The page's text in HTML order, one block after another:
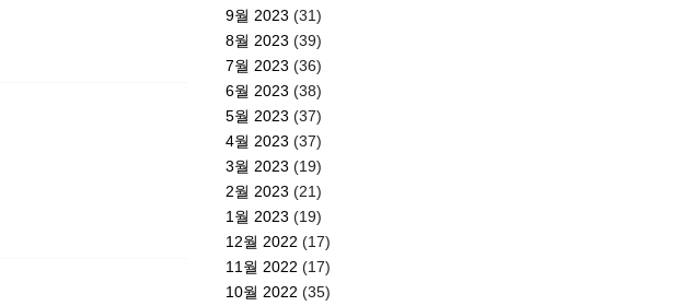
9월 2023 (31)
8월 2023 (39)
7월 2023 (36)
6월 2023 (38)
5월 2023 (37)
4월 2023 (37)
3월 2023 (19)
2월 2023 (21)
1월 2023 (19)
12월 2022 (17)
11월 2022 (17)
10월 2022 (35)